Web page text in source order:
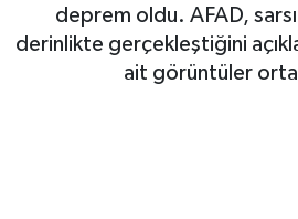
deprem oldu. AFAD,
derinlikte gerçekleştiğini
ait görüntüler
Haberde İnsan